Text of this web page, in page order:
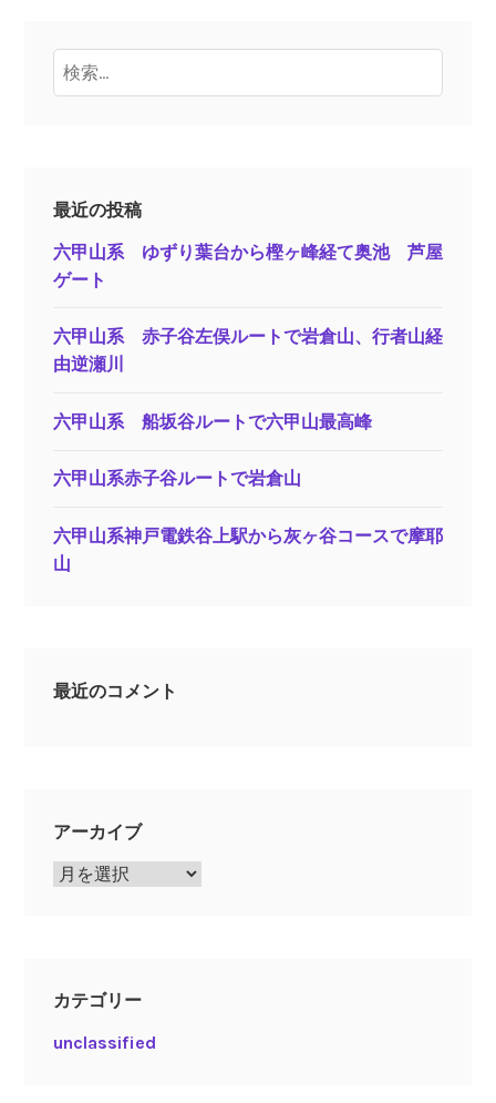
検
索:
最近の投稿
六甲山系 ゆずり葉台から樫ヶ峰経て奥池 芦屋
ゲート
六甲山系 赤子谷左俣ルートで岩倉山、行者山経
由逆瀬川
六甲山系 船坂谷ルートで六甲山最高峰
六甲山系赤子谷ルートで岩倉山
六甲山系神戸電鉄谷上駅から灰ヶ谷コースで摩耶
山
最近のコメント
アーカイブ
ア
カテゴリー
unclassified